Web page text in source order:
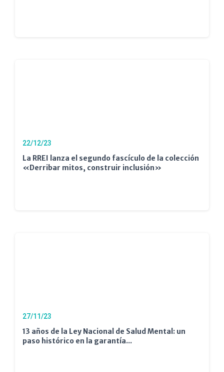
22/12/23
La RREI lanza el segundo fascículo de la colección
«Derribar mitos, construir inclusión»
27/11/23
13 años de la Ley Nacional de Salud Mental: un
paso histórico en la garantía...